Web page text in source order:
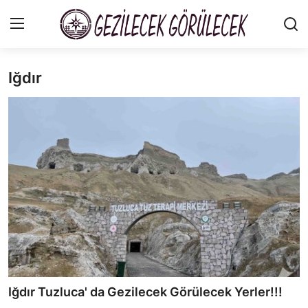
Gizlilik Sözleşmesi
İletişim
Şehirler
Gezilecek Yerler
Tarih & Mitoloji
Yeme İçme Rehberi
Kamp & Doğa
Iğdır
Iğdır Tuzluca' da Gezilecek Görülecek Yerler!!!